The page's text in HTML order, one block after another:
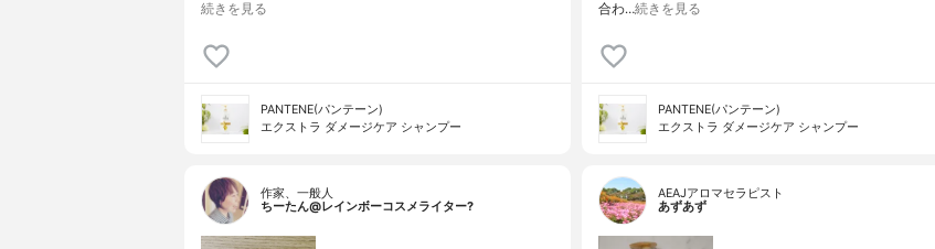
続きを見る
PANTENE(パンテーン)
エクストラ ダメージケア シャンプー
合わ…続きを見る
PANTENE(パンテーン)
エクストラ ダメージケア シャンプー
作家、一般人
ちーたん@レインボーコスメライター?
AEAJアロマセラピスト
あずあず